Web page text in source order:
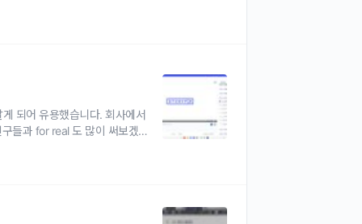
되어 유용했습니다. 회사에서
들과 for real 도 많이 써보겠습